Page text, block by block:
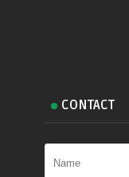
CONTACT